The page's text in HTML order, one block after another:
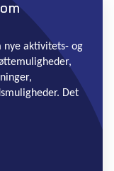
nye aktivitets- og
Det